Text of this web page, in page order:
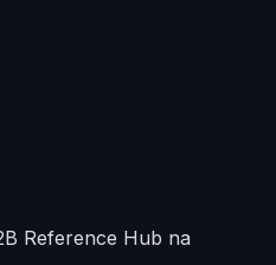
Reference Hub na